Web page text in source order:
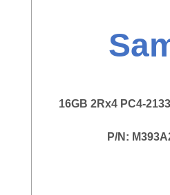
16GB 2Rx4 PC4-
P/N: